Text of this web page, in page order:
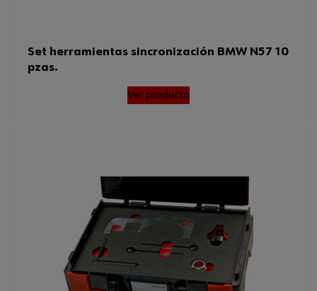
Set herramientas sincronización BMW N57 10
pzas.
Ver producto